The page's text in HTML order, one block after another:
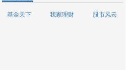
基金天下 我家理财 股市风云